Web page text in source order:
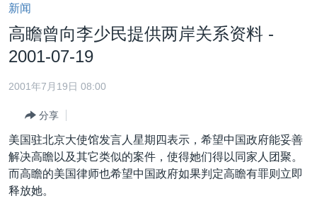
接
跳
转
内
转
到
导
航
国际
最新国际新闻
印太
中东
分类新闻
经济·金融·贸易
人权·法律·宗教
美中关系
热点专题
新闻
高瞻曾向李少民提供两岸关系资料 -
2001-07-19
2001年7月19日 08:00
分享
美国驻北京大使馆发言人星期四表示，希望中国政府能妥善
解决高瞻以及其它类似的案件，使得她们得以同家人团聚。
而高瞻的美国律师也希望中国政府如果判定高瞻有罪则立即
释放她。